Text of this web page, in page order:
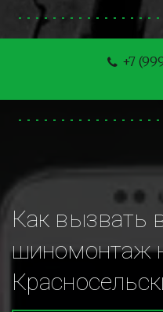
+7
Как вызвать
шиномонтаж